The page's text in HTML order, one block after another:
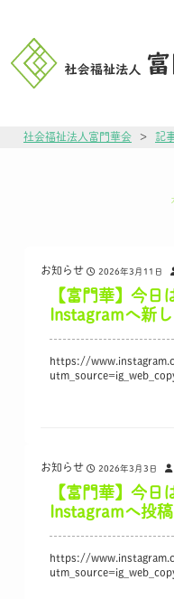
社会福祉法人富門華会 > 記
お知らせ 2026年3月11日
【富門華】今日
Instagramへ新
https://
お知らせ 2026年3月3日
【富門華】今日
Instagramへ投
https://